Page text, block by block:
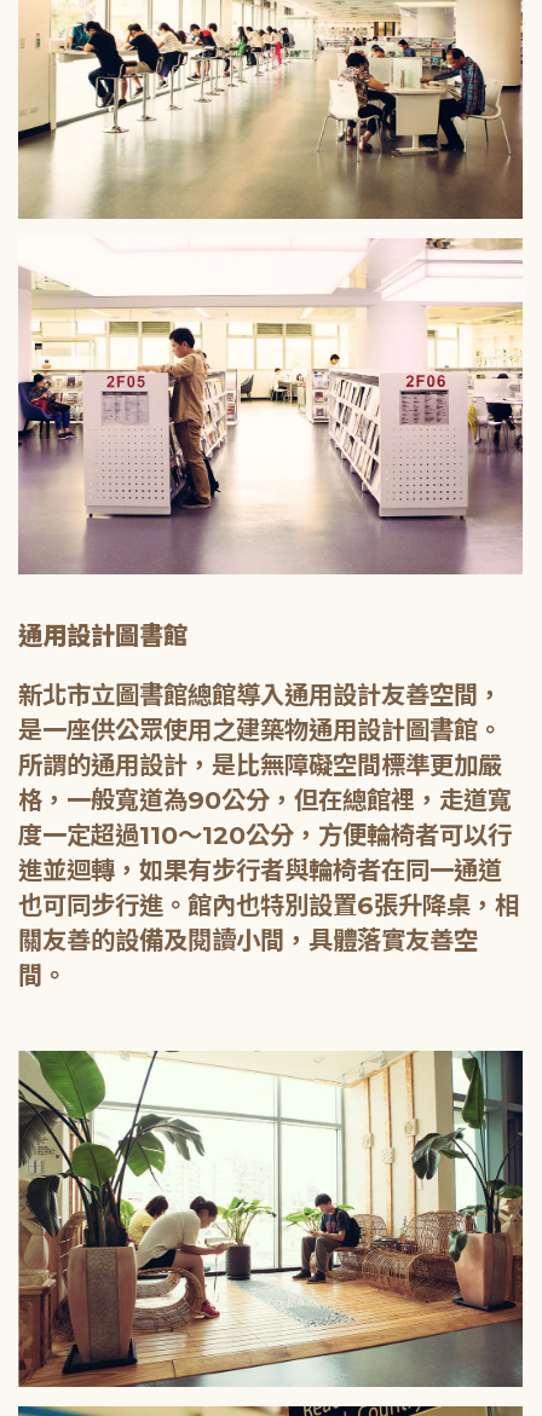
通用設計圖書館
新北市立圖書館總館導入通用設計友善空間，
是一座供公眾使用之建築物通用設計圖書館。
所謂的通用設計，是比無障礙空間標準更加嚴
格，一般寬道為90公分，但在總館裡，走道寬
度一定超過110～120公分，方便輪椅者可以行
進並迴轉，如果有步行者與輪椅者在同一通道
也可同步行進。館內也特別設置6張升降桌，相
關友善的設備及閱讀小間，具體落實友善空
間。